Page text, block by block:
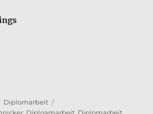
Kategorien
Diplomarbeit